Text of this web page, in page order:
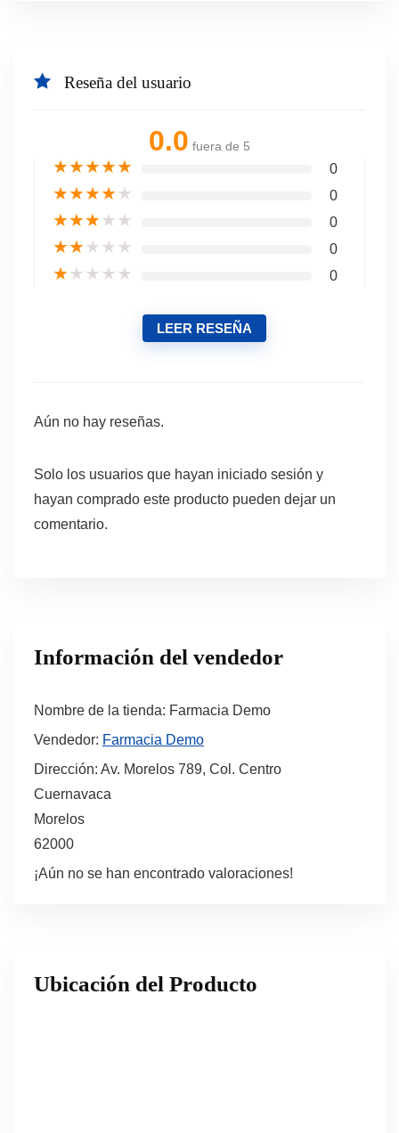
Reseña del usuario
0.0 fuera de 5
★★★★★ 0
★★★★★ 0
★★★★★ 0
★★★★★ 0
★★★★★ 0
LEER RESEÑA
Aún no hay reseñas.
Solo los usuarios que hayan iniciado sesión y
hayan comprado este producto pueden dejar un
comentario.
Información del vendedor
Nombre de la tienda: Farmacia Demo
Vendedor: Farmacia Demo
Dirección: Av. Morelos 789, Col. Centro
Cuernavaca
Morelos
62000
¡Aún no se han encontrado valoraciones!
Ubicación del Producto